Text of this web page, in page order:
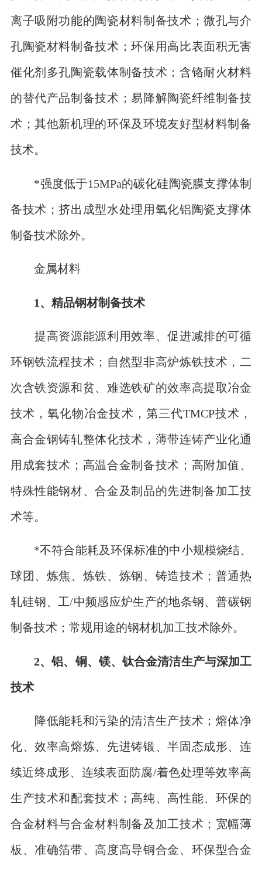
离子吸附功能的陶瓷材料制备技术；微孔与介
孔陶瓷材料制备技术；环保用高比表面积无害
催化剂多孔陶瓷载体制备技术；含铬耐火材料
的替代产品制备技术；易降解陶瓷纤维制备技
术；其他新机理的环保及环境友好型材料制备
技术。
*强度低于15MPa的碳化硅陶瓷膜支撑体制
备技术；挤出成型水处理用氧化铝陶瓷支撑体
制备技术除外。
金属材料
1、精品钢材制备技术
提高资源能源利用效率、促进减排的可循
环钢铁流程技术；自然型非高炉炼铁技术，二
次含铁资源和贫、难选铁矿的效率高提取冶金
技术，氧化物冶金技术，第三代TMCP技术，
高合金钢铸轧整体化技术，薄带连铸产业化通
用成套技术；高温合金制备技术；高附加值、
特殊性能钢材、合金及制品的先进制备加工技
术等。
*不符合能耗及环保标准的中小规模烧结、
球团、炼焦、炼铁、炼钢、铸造技术；普通热
轧硅钢、工/中频感应炉生产的地条钢、普碳钢
制备技术；常规用途的钢材机加工技术除外。
2、铝、铜、镁、钛合金清洁生产与深加工
技术
降低能耗和污染的清洁生产技术；熔体净
化、效率高熔炼、先进铸锻、半固态成形、连
续近终成形、连续表面防腐/着色处理等效率高
生产技术和配套技术；高纯、高性能、环保的
合金材料与合金材料制备及加工技术；宽幅薄
板、准确箔带、高度高导铜合金、环保型合金